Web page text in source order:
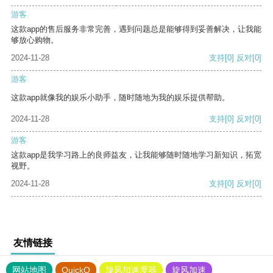
游客
这款app的售后服务非常完善，遇到问题总是能够得到妥善解决，让我能
够放心购物。
2024-11-28
支持[0] 反对[0]
游客
这款app就像我的娱乐小助手，随时随地为我的娱乐提供帮助。
2024-11-28 支持[0] 反对[0]
游客
这款app是我学习路上的良师益友，让我能够随时随地学习新知识，拓宽
视野。
2024-11-28
支持[0] 反对[0]
友情链接
网站地图 QuickQ 旋风加速度器
旋风加速